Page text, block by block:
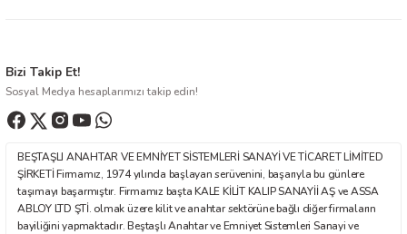
Bizi Takip Et!
Sosyal Medya hesaplarımızı takip edin!
BEŞTAŞLI ANAHTAR VE EMNİYET SİSTEMLERİ SANAYİ VE TİCARET LİMİTED
ŞİRKETİ Firmamız, 1974 yılında başlayan serüvenini, başarıyla bu günlere
taşımayı başarmıştır. Firmamız başta KALE KİLİT KALIP SANAYİİ AŞ ve ASSA
ABLOY LTD ŞTİ. olmak üzere kilit ve anahtar sektörüne bağlı diğer firmaların
bayiliğini yapmaktadır. Beştaşlı Anahtar ve Emniyet Sistemleri Sanayi ve